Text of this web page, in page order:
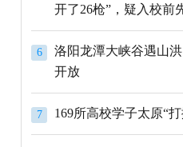
开了26枪”，疑入校前
6
洛阳龙潭大峡谷遇山
开放
7 169所高校学子太原“